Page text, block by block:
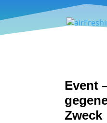
Event
Zweck